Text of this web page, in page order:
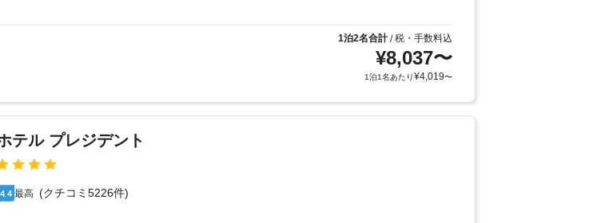
1泊2名合計/税・手数料込
¥8,037〜
1泊1名あたり¥4,019〜
テル プレジデント
4.4 最高 (クチコミ5226件)